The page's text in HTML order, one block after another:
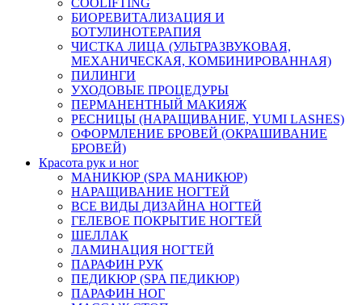
COOLIFTING
БИОРЕВИТАЛИЗАЦИЯ И
БОТУЛИНОТЕРАПИЯ
ЧИСТКА ЛИЦА (УЛЬТРАЗВУКОВАЯ,
МЕХАНИЧЕСКАЯ, КОМБИНИРОВАННАЯ)
ПИЛИНГИ
УХОДОВЫЕ ПРОЦЕДУРЫ
ПЕРМАНЕНТНЫЙ МАКИЯЖ
РЕСНИЦЫ (НАРАЩИВАНИЕ, YUMI LASHES)
ОФОРМЛЕНИЕ БРОВЕЙ (ОКРАШИВАНИЕ
БРОВЕЙ)
Красота рук и ног
МАНИКЮР (SPA МАНИКЮР)
НАРАЩИВАНИЕ НОГТЕЙ
ВСЕ ВИДЫ ДИЗАЙНА НОГТЕЙ
ГЕЛЕВОЕ ПОКРЫТИЕ НОГТЕЙ
ШЕЛЛАК
ЛАМИНАЦИЯ НОГТЕЙ
ПАРАФИН РУК
ПЕДИКЮР (SPA ПЕДИКЮР)
ПАРАФИН НОГ